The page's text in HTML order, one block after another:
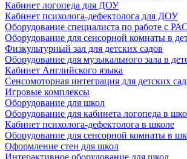
Кабинет логопеда для ДОУ
Кабинет психолога-дефектолога для ДОУ
Оборудование специалиста по работе с
Оборудование для сенсорной комнаты в
Физкультурный зал для детских садов
Оборудование для музыкального зала в
Кабинет Английского языка
Сенсомоторная интеграция для детских
Игровые комплексы
Оборудование для школ
Оборудование для кабинета логопеда в
Кабинет психолога-дефектолога в школе
Оборудование для сенсорной комнаты в
Оформление стен для школ
Интерактивное оборудование для школ